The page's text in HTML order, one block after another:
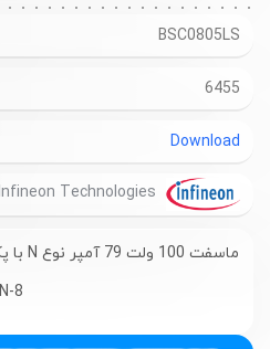
BSC0805LS
6455
Download
ماسفت 100 ولت 79 آمپر نوع N با پکیج TDSON-8
8